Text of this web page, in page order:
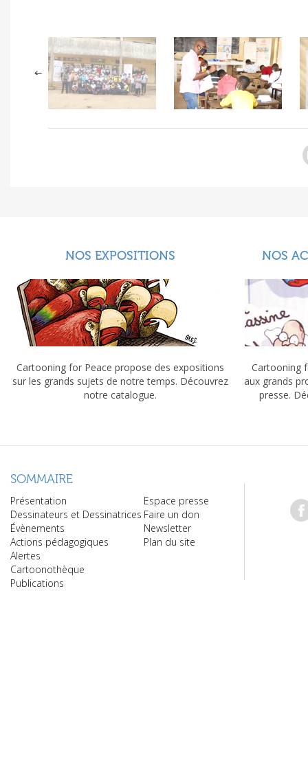
NOS EXPOSITIONS
Cartooning for Peace propose des expositions
sur les grands sujets de notre temps. Découvrez
notre catalogue.
NOS
Cartooning
aux grands
presse.
SOMMAIRE
Présentation
Dessinateurs et Dessinatrices
Évènements
Actions pédagogiques
Alertes
Cartoonothèque
Publications
Espace presse
Faire un don
Newsletter
Plan du site